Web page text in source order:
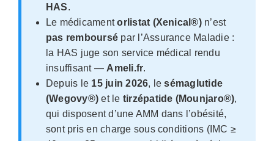
HAS.
Le médicamentorlistat (Xenical®)n’est
pas remboursé par l’Assurance Maladie :
la HAS juge son service médical rendu
insuffisant — Ameli.fr.
Depuis le 15 juin 2026, lesémaglutide
(Wegovy®) et le tirzépatide (Mounjaro®),
qui disposent d’une AMM dans l’obésité,
sont pris en charge sous conditions (IMC ≥